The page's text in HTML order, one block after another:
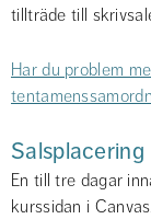
tillträde till
Har du problem
Salsplacering
En till tre dagar
kurssidan i